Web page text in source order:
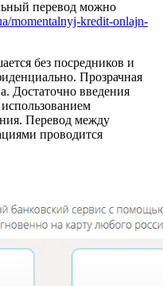
перевод можно
momentalnyj-kredit-onlajn-
без посредников и
Прозрачная
Достаточно введения
Перевод между
проводится